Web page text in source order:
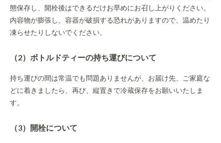
態保存し、開栓後はできるだけお早めにお召し上がりください。
内容物が膨張し、容器が破損する恐れがありますので、温めたり
凍らせたりしないでください。
（2）ボトルドティーの持ち運びについて
持ち運びの間は常温でも問題ありませんが、お届け先、ご家庭な
どに着きましたら、再び、縦置きで冷蔵保存をお願いいたしま
す。
（3）開栓について